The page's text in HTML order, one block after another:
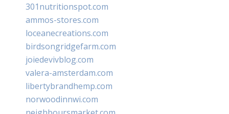
301nutritionspot.com
ammos-stores.com
loceanecreations.com
birdsongridgefarm.com
joiedevivblog.com
valera-amsterdam.com
libertybrandhemp.com
norwoodinnwi.com